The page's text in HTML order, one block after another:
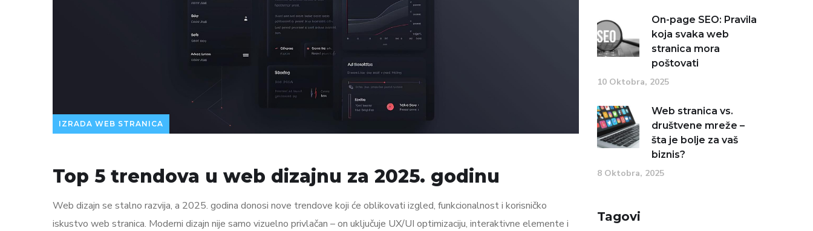
IZRADA WEB STRANICA
Top 5 trendova u web dizajnu za 2025. godinu
Web dizajn se stalno razvija, a 2025. godina donosi nove trendove koji će oblikovati izgled, funkcionalnost i korisničko
iskustvo web stranica. Moderni dizajn nije samo vizuelno privlačan – on uključuje UX/UI optimizaciju, interaktivne elemente i
On-page SEO: Pravila
koja svaka web
stranica mora
poštovati
10 Oktobra, 2025
Web stranica vs.
društvene mreže –
šta je bolje za vaš
biznis?
8 Oktobra, 2025
Tagovi